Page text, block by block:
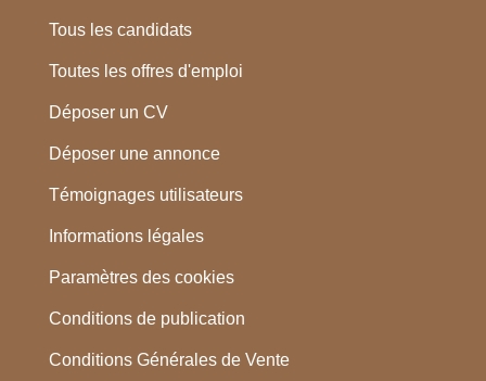
Tous les candidats
Toutes les offres d'emploi
Déposer un CV
Déposer une annonce
Témoignages utilisateurs
Informations légales
Paramètres des cookies
Conditions de publication
Conditions Générales de Vente